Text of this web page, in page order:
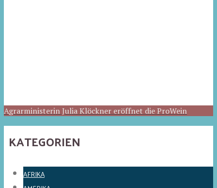
Agrarministerin Julia Klöckner eröffnet die ProWein
KATEGORIEN
AFRIKA